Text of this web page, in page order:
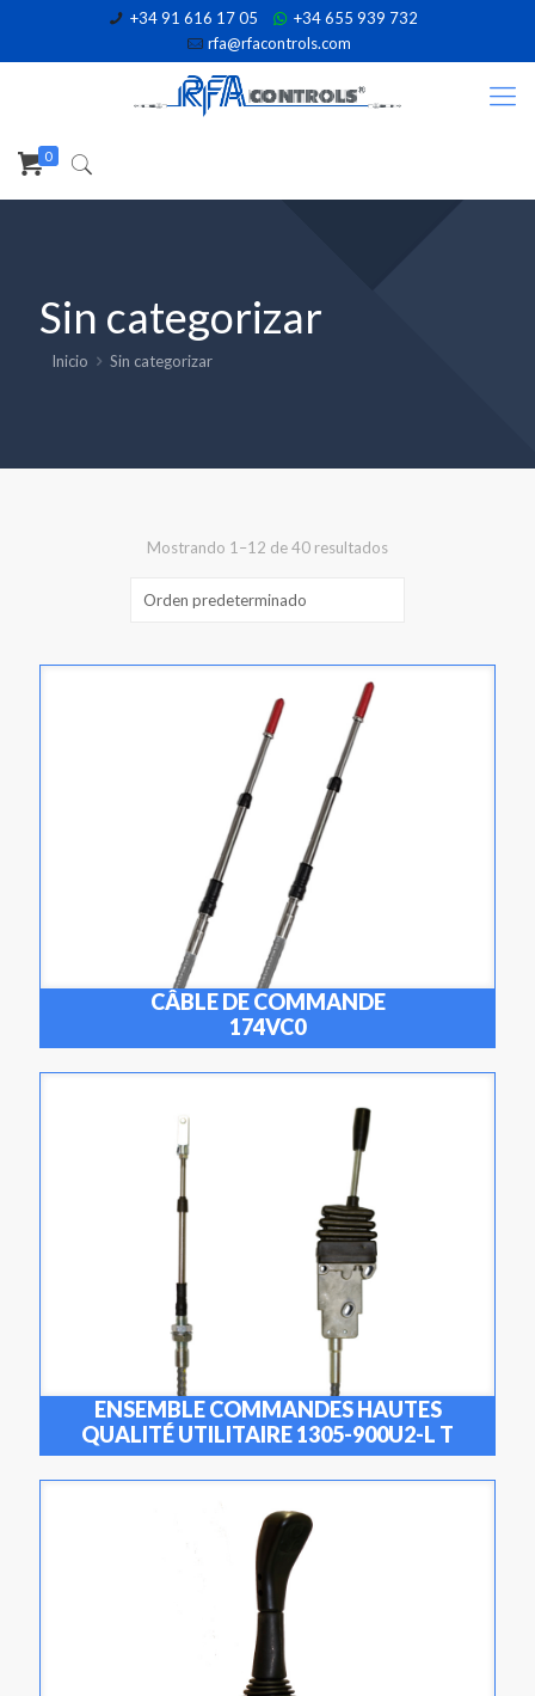
+34 91 616 17 05
+34 655 939 732
rfa@rfacontrols.com
0
Sin categorizar
Inicio Sin categorizar
Mostrando 1–12 de 40 resultados
CÂBLE DE COMMANDE
174VC0
ENSEMBLE COMMANDES HAUTES
QUALITÉ UTILITAIRE 1305-900U2-L T